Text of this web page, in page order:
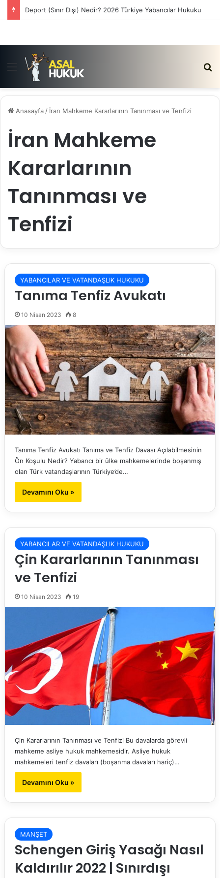
Deport (Sınır Dışı) Nedir? 2026 Türkiye Yabancılar Hukuku
Menü
Anasayfa / İran Mahkeme Kararlarının Tanınması ve Tenfizi
İran Mahkeme
Kararlarının
Tanınması ve
Tenfizi
YABANCILAR VE VATANDAŞLIK HUKUKU
Tanıma Tenfiz Avukatı
10 Nisan 2023 8
Tanıma Tenfiz Avukatı Tanıma ve Tenfiz Davası Açılabilmesinin
Ön Koşulu Nedir? Yabancı bir ülke mahkemelerinde boşanmış
olan Türk vatandaşlarının Türkiye’de…
Devamını Oku »
YABANCILAR VE VATANDAŞLIK HUKUKU
Çin Kararlarının Tanınması
ve Tenfizi
10 Nisan 2023 19
Çin Kararlarının Tanınması ve Tenfizi Bu davalarda görevli
mahkeme asliye hukuk mahkemesidir. Asliye hukuk
mahkemeleri tenfiz davaları (boşanma davaları hariç)…
Devamını Oku »
MANŞET
Schengen Giriş Yasağı Nasıl
Kaldırılır 2022 | Sınırdışı